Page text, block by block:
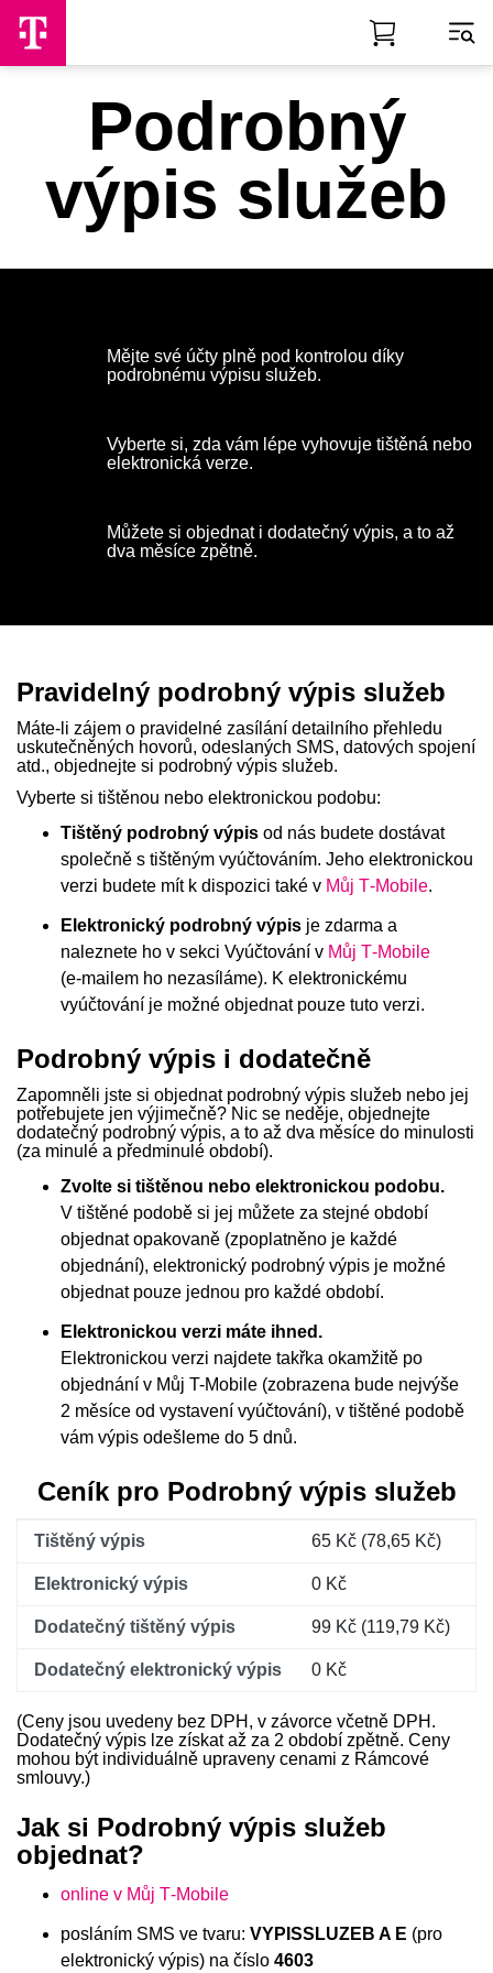
Skip to Main Content
Podrobný
výpis služeb
Mějte své účty plně pod kontrolou díky
podrobnému výpisu služeb.
Vyberte si, zda vám lépe vyhovuje tištěná nebo
elektronická verze.
Můžete si objednat i dodatečný výpis, a to až
dva měsíce zpětně.
Pravidelný podrobný výpis služeb
Máte-li zájem o pravidelné zasílání detailního přehledu
uskutečněných hovorů, odeslaných SMS, datových spojení
atd., objednejte si podrobný výpis služeb.
Vyberte si tištěnou nebo elektronickou podobu:
Tištěný podrobný výpis od nás budete dostávat
společně s tištěným vyúčtováním. Jeho elektronickou
verzi budete mít k dispozici také v Můj T‑Mobile.
Elektronický podrobný výpis je zdarma a
naleznete ho v sekci Vyúčtování v Můj T‑Mobile
(e‑mailem ho nezasíláme). K elektronickému
vyúčtování je možné objednat pouze tuto verzi.
Podrobný výpis i dodatečně
Zapomněli jste si objednat podrobný výpis služeb nebo jej
potřebujete jen výjimečně? Nic se neděje, objednejte
dodatečný podrobný výpis, a to až dva měsíce do minulosti
(za minulé a předminulé období).
Zvolte si tištěnou nebo elektronickou podobu.
V tištěné podobě si jej můžete za stejné období
objednat opakovaně (zpoplatněno je každé
objednání), elektronický podrobný výpis je možné
objednat pouze jednou pro každé období.
Elektronickou verzi máte ihned.
Elektronickou verzi najdete takřka okamžitě po
objednání v Můj T-Mobile (zobrazena bude nejvýše
2 měsíce od vystavení vyúčtování), v tištěné podobě
vám výpis odešleme do 5 dnů.
Ceník pro Podrobný výpis služeb
Tištěný výpis 65 Kč (78,65 Kč)
Elektronický výpis 0 Kč
Dodatečný tištěný výpis 99 Kč (119,79 Kč)
Dodatečný elektronický výpis 0 Kč
(Ceny jsou uvedeny bez DPH, v závorce včetně DPH.
Dodatečný výpis lze získat až za 2 období zpětně. Ceny
mohou být individuálně upraveny cenami z Rámcové
smlouvy.)
Jak si Podrobný výpis služeb
objednat?
online v Můj T‑Mobile
posláním SMS ve tvaru: VYPISSLUZEB A E (pro
elektronický výpis) na číslo 4603